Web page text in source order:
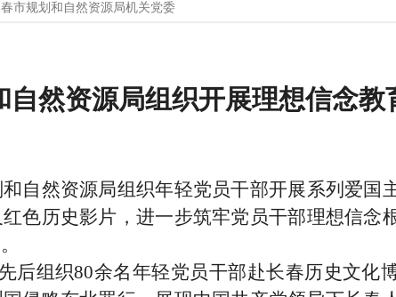
市规划和自然资源局机关党委
自然资源局组织开展理想信念教
自然资源局组织年轻党员干部开展系列爱国
色历史影片，进一步筑牢党员干部理想信念
后组织80余名年轻党员干部赴长春历史文化